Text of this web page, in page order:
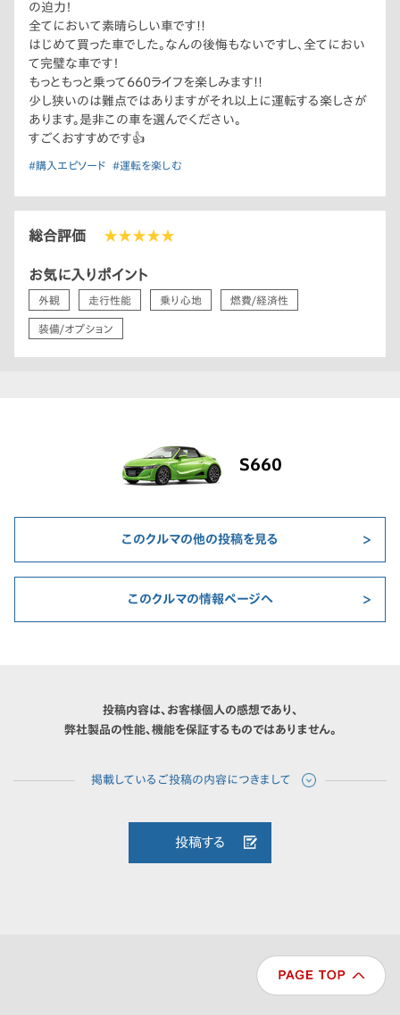
の迫力！
全てにおいて素晴らしい車です!!
はじめて買った車でした。なんの後悔もないですし、全てにおい
て完璧な車です！
もっともっと乗って660ライフを楽しみます!!
少し狭いのは難点ではありますがそれ以上に運転する楽しさが
あります。是非この車を選んでください。
すごくおすすめです👍
#購入エピソード #運転を楽しむ
総合評価 ★★★★★
お気に入りポイント
外観 走行性能 乗り心地 燃費/経済性
装備/オプション
S660
このクルマの他の投稿を見る
このクルマの情報ページへ
投稿内容は、お客様個人の感想であり、
弊社製品の性能、機能を保証するものではありません。
投稿する